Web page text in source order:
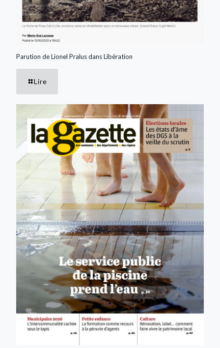
Parution de Lionel Pralus dans Libération
Lire